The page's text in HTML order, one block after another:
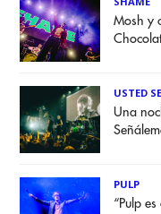
Mosh y
USTED
Una
PULP
“Pulp